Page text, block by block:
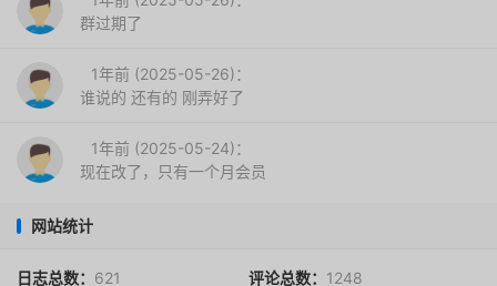
群过期了
1年前 (2025-05-26)：
谁说的 还有的 刚弄好了
1年前 (2025-05-24)：
现在改了，只有一个月会员
网站统计
日志总数： 621 评论总数： 1248